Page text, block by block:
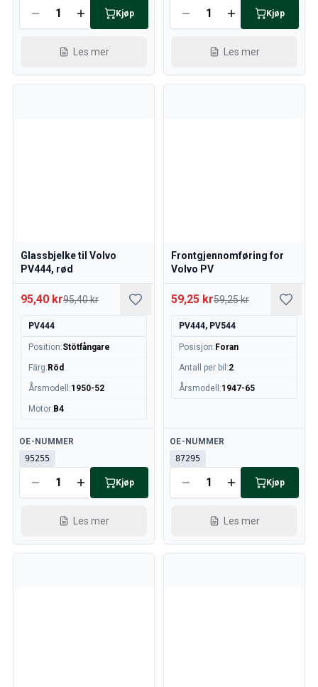
Kjøp
Les mer
Kjøp
Les mer
Glassbjelke til Volvo
PV444, rød
95,40 kr95,40 kr
PV444
Position:Stötfångare
Färg: Röd
Årsmodell :1950-52
Motor: B4
Tilgjengelig
OE-NUMMER
95255
Kjøp
Les mer
Frontgjennomføring for
Volvo PV
59,25 kr59,25 kr
PV444, PV544
Posisjon: Foran
Antall per bil :2
Årsmodell :1947-65
Tilgjengelig
OE-NUMMER
87295
Kjøp
Les mer